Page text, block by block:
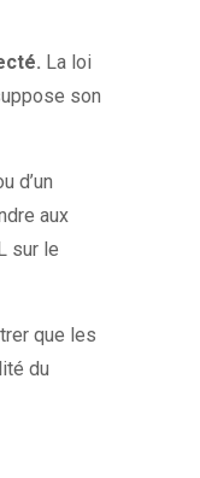
La loi
son
d’un
aux
sur le
que les
du